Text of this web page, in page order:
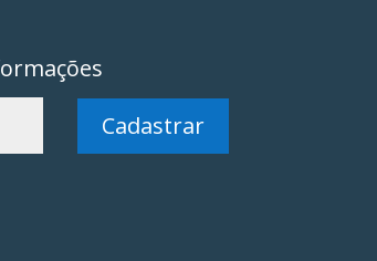
Cadastrar